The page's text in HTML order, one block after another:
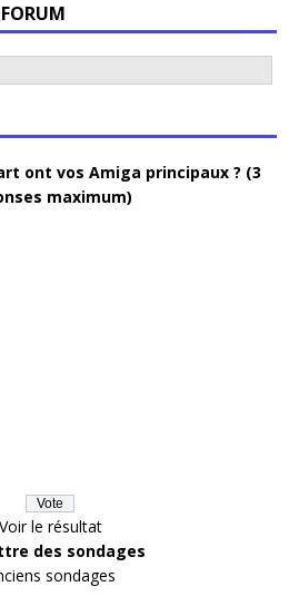
FORUM
ont vos Amiga principaux ? (3
maximum)
Voir le résultat
des sondages
sondages